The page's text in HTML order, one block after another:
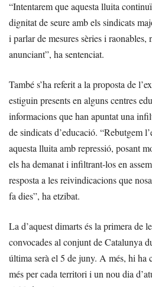
“Intentarem que aquesta lluita
dignitat de seure amb els sindicats
i parlar de mesures sèries i raonables,
anunciant”, ha sentenciat.
També s’ha referit a la proposta de
estiguin presents en alguns centres
informacions que han apuntat una
de sindicats d’educació. “Rebutgem
aquesta lluita amb repressió, posant
els ha demanat i infiltrant-los en
resposta a les reivindicacions que
fa dies”, ha etzibat.
La d’aquest dimarts és la primera de
convocades al conjunt de Catalunya
última serà el 5 de juny. A més, hi ha
més per cada territori i un nou dia